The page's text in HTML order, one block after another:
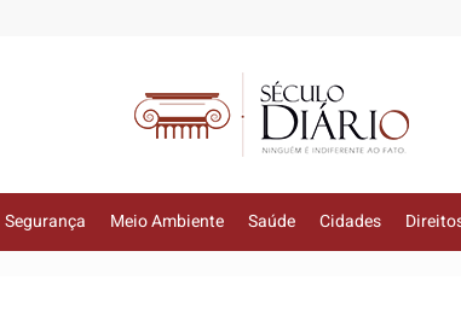
Segurança Meio Ambiente Saúde Cidades